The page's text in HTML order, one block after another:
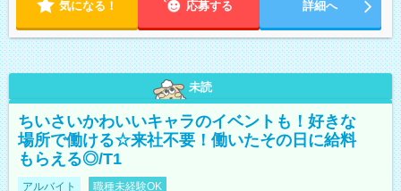
気になる！ 応募する 詳細へ
未読
ちいさいかわいいキャラのイベントも！好きな
場所で働ける☆来社不要！働いたその日に給料
もらえる◎/T1
アルバイト 職種未経験OK